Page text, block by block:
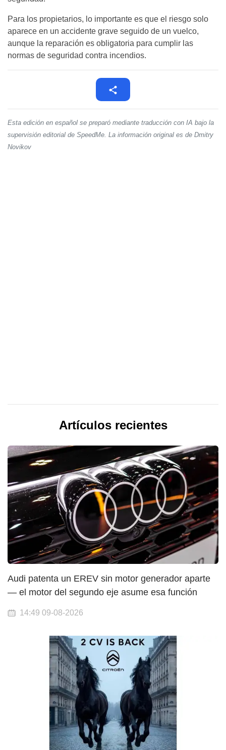
Para los propietarios, lo importante es que el riesgo solo
aparece en un accidente grave seguido de un vuelco,
aunque la reparación es obligatoria para cumplir las
normas de seguridad contra incendios.
Esta edición en español se preparó mediante traducción con IA bajo la
supervisión editorial de SpeedMe. La información original es de Dmitry
Novikov
Artículos recientes
Audi patenta un EREV sin motor generador aparte
— el motor del segundo eje asume esa función
14:49 09-08-2026